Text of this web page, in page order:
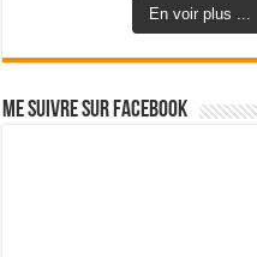
En voir plus ...
Me suivre sur Facebook